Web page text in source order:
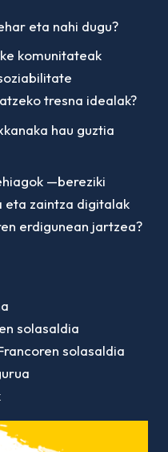
eta nahi dugu?
komunitateak
tresna idealak?
hau guztia
—bereziki
zaintza digitalak
erdigunean jartzea?
solasaldia
solasaldia